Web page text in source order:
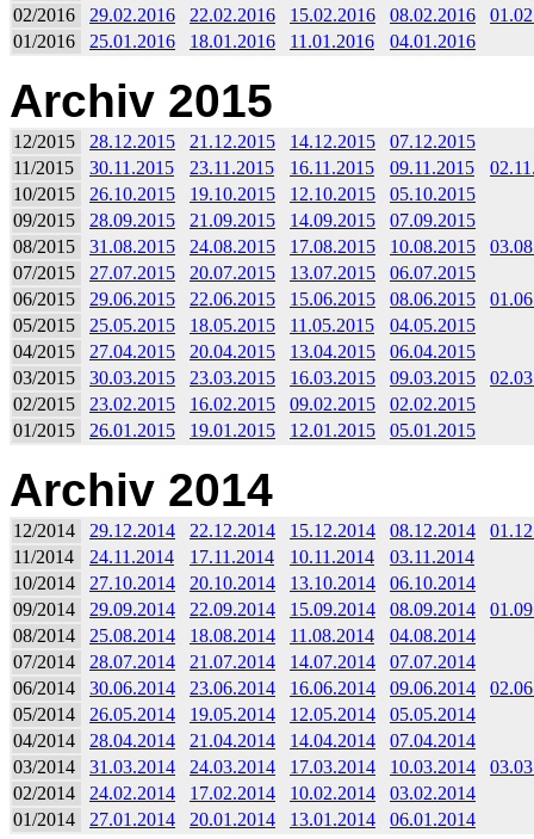
02/2016
29.02.2016 22.02.2016 15.02.2016 08.02.2016
01/2016
25.01.2016 18.01.2016 11.01.2016 04.01.2016
Archiv 2015
12/2015 28.12.2015 21.12.2015 14.12.2015
07.12.2015
11/2015
30.11.2015 23.11.2015 16.11.2015 09.11.2015
10/2015
26.10.2015 19.10.2015 12.10.2015
05.10.2015
09/2015
28.09.2015 21.09.2015 14.09.2015
07.09.2015
08/2015
31.08.2015 24.08.2015 17.08.2015 10.08.2015
07/2015
27.07.2015 20.07.2015 13.07.2015
06.07.2015
06/2015
29.06.2015 22.06.2015 15.06.2015 08.06.2015
05/2015
25.05.2015 18.05.2015 11.05.2015
04.05.2015
04/2015
27.04.2015 20.04.2015 13.04.2015
06.04.2015
03/2015
30.03.2015 23.03.2015 16.03.2015 09.03.2015
02/2015
23.02.2015 16.02.2015 09.02.2015
02.02.2015
01/2015
26.01.2015 19.01.2015 12.01.2015 05.01.2015
Archiv 2014
12/2014 29.12.2014 22.12.2014 15.12.2014 08.12.2014
11/2014
24.11.2014 17.11.2014 10.11.2014
03.11.2014
10/2014
27.10.2014 20.10.2014 13.10.2014
06.10.2014
09/2014
29.09.2014 22.09.2014 15.09.2014 08.09.2014
08/2014
25.08.2014 18.08.2014 11.08.2014
04.08.2014
07/2014
28.07.2014 21.07.2014 14.07.2014
07.07.2014
06/2014
30.06.2014 23.06.2014 16.06.2014 09.06.2014
05/2014
26.05.2014 19.05.2014 12.05.2014
05.05.2014
04/2014
28.04.2014 21.04.2014 14.04.2014
07.04.2014
03/2014
31.03.2014 24.03.2014 17.03.2014 10.03.2014
02/2014
24.02.2014 17.02.2014 10.02.2014
03.02.2014
01/2014
27.01.2014 20.01.2014 13.01.2014 06.01.2014